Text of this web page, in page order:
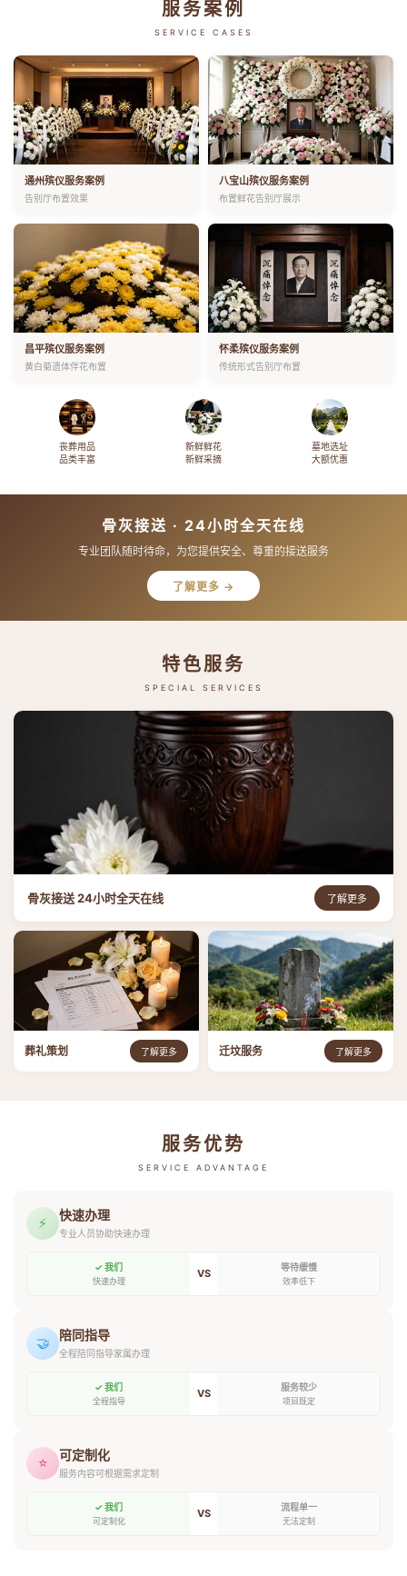
服务案例
SERVICE CASES
通州殡仪服务案例
告别厅布置效果
八宝山殡仪服务案例
布置鲜花告别厅展示
昌平殡仪服务案例
黄白菊遗体伴花布置
怀柔殡仪服务案例
传统形式告别厅布置
丧葬用品
品类丰富
新鲜鲜花
新鲜采摘
墓地选址
大额优惠
骨灰接送 · 24小时全天在线
专业团队随时待命，为您提供安全、尊重的接送服务
了解更多 →
特色服务
SPECIAL SERVICES
骨灰接送 24小时全天在线 了解更多
葬礼策划 了解更多 迁坟服务 了解更多
服务优势
SERVICE ADVANTAGE
⚡ 快速办理
专业人员协助快速办理
✓ 我们
快速办理
VS 等待缓慢
效率低下
🤝 陪同指导
全程陪同指导家属办理
✓ 我们
全程指导
VS 服务较少
项目既定
⭐ 可定制化
服务内容可根据需求定制
✓ 我们
可定制化
VS 流程单一
无法定制